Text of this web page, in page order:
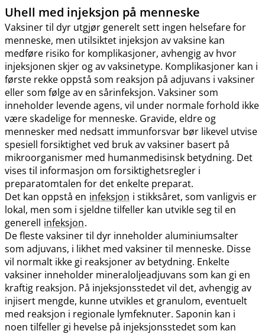
Uhell med injeksjon på menneske
Vaksiner til dyr utgjør generelt sett ingen helsefare for
menneske, men utilsiktet injeksjon av vaksine kan
medføre risiko for komplikasjoner, avhengig av hvor
injeksjonen skjer og av vaksinetype. Komplikasjoner kan i
første rekke oppstå som reaksjon på adjuvans i vaksiner
eller som følge av en sårinfeksjon. Vaksiner som
inneholder levende agens, vil under normale forhold ikke
være skadelige for menneske. Gravide, eldre og
mennesker med nedsatt immunforsvar bør likevel utvise
spesiell forsiktighet ved bruk av vaksiner basert på
mikroorganismer med humanmedisinsk betydning. Det
vises til informasjon om forsiktighetsregler i
preparatomtalen for det enkelte preparat.
Det kan oppstå en infeksjon i stikksåret, som vanligvis er
lokal, men som i sjeldne tilfeller kan utvikle seg til en
generell infeksjon.
De fleste vaksiner til dyr inneholder aluminiumsalter
som adjuvans, i likhet med vaksiner til menneske. Disse
vil normalt ikke gi reaksjoner av betydning. Enkelte
vaksiner inneholder mineraloljeadjuvans som kan gi en
kraftig reaksjon. På injeksjonsstedet vil det, avhengig av
injisert mengde, kunne utvikles et granulom, eventuelt
med reaksjon i regionale lymfeknuter. Saponin kan i
noen tilfeller gi hevelse på injeksjonsstedet som kan